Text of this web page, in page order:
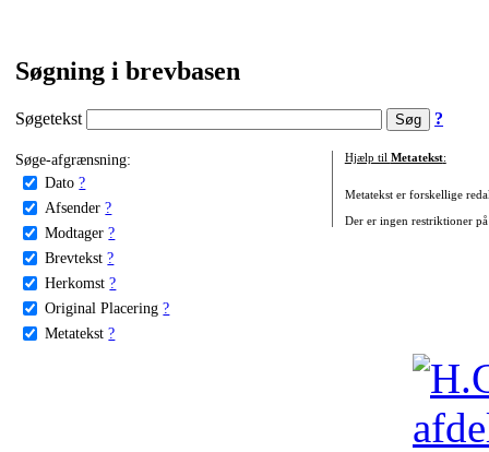
Søgning i brevbasen
Søgetekst ?
Søge-afgrænsning:
Dato ?
Afsender ?
Modtager ?
Brevtekst ?
Herkomst ?
Original Placering ?
Metatekst ?
Hjælp til Metatekst:
Metatekst er forskellige
Der er ingen restriktioner